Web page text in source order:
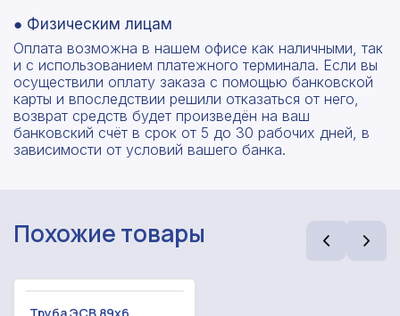
● Физическим лицам
Оплата возможна в нашем офисе как наличными, так
и с использованием платежного терминала. Если вы
осуществили оплату заказа с помощью банковской
карты и впоследствии решили отказаться от него,
возврат средств будет произведён на ваш
банковский счёт в срок от 5 до 30 рабочих дней, в
зависимости от условий вашего банка.
Похожие товары
Рассчитать смету
Заполните форму ниже, чтобы получить
точный расчет сметы. Мы свяжемся с вами в
Оставьте номер